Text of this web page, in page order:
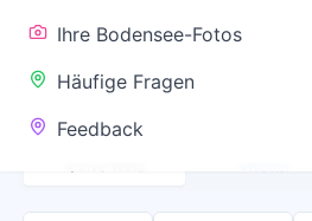
Ihre Bodensee-Fotos
Häufige Fragen
Feedback